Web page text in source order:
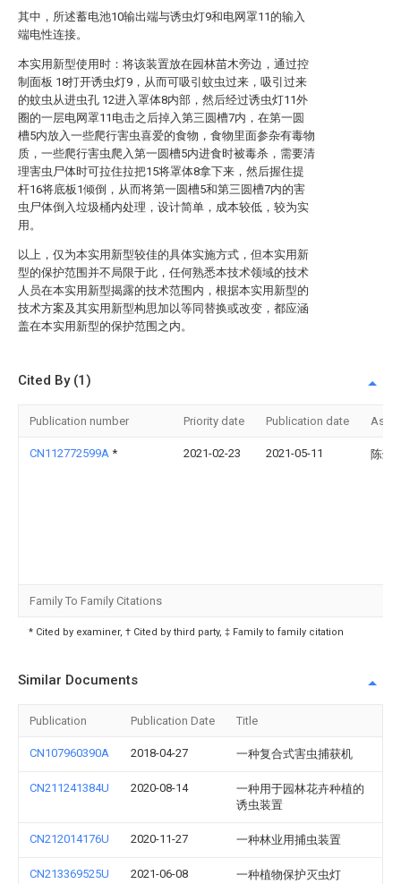
其中，所述蓄电池10输出端与诱虫灯9和电网罩11的输入
端电性连接。
本实用新型使用时：将该装置放在园林苗木旁边，通过控
制面板 18打开诱虫灯9，从而可吸引蚊虫过来，吸引过来
的蚊虫从进虫孔 12进入罩体8内部，然后经过诱虫灯11外
圈的一层电网罩11电击之后掉入第三圆槽7内，在第一圆
槽5内放入一些爬行害虫喜爱的食物，食物里面参杂有毒物
质，一些爬行害虫爬入第一圆槽5内进食时被毒杀，需要清
理害虫尸体时可拉住拉把15将罩体8拿下来，然后握住提
杆16将底板1倾倒，从而将第一圆槽5和第三圆槽7内的害
虫尸体倒入垃圾桶内处理，设计简单，成本较低，较为实
用。
以上，仅为本实用新型较佳的具体实施方式，但本实用新
型的保护范围并不局限于此，任何熟悉本技术领域的技术
人员在本实用新型揭露的技术范围内，根据本实用新型的
技术方案及其实用新型构思加以等同替换或改变，都应涵
盖在本实用新型的保护范围之内。
Cited By (1)
Publication number Priority date Publication date
CN112772599A * 2021-02-23 2021-05-11 陈豪
Family To Family Citations
* Cited by examiner, † Cited by third party, ‡ Family to family citation
Similar Documents
Publication Publication Date Title
CN107960390A 2018-04-27 一种复合式害虫捕获机
CN211241384U 2020-08-14
一种用于园林花卉种植的
诱虫装置
CN212014176U 2020-11-27 一种林业用捕虫装置
CN213369525U 2021-06-08 一种植物保护灭虫灯